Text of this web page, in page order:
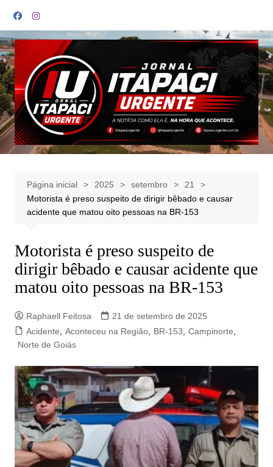
para
o
conteúdo
Página inicial 2025 setembro
21
Motorista é preso suspeito de dirigir bêbado e causar
acidente que matou oito pessoas na BR-153
Motorista é preso suspeito de
dirigir bêbado e causar acidente que
matou oito pessoas na BR-153
Raphaell Feitosa
21 de setembro de 2025
Acidente, Aconteceu na Região, BR-153, Campinorte,
Norte de Goiás